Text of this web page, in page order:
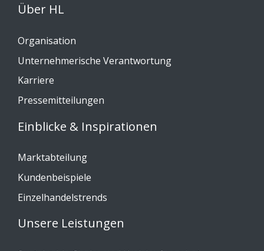
Über HL
Organisation
Unternehmerische Verantwortung
Karriere
Pressemitteilungen
Einblicke & Inspirationen
Marktabteilung
Kundenbeispiele
Einzelhandelstrends
Unsere Leistungen